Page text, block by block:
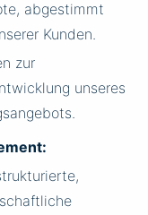
abgestimmt
Kunden.
zur
unseres